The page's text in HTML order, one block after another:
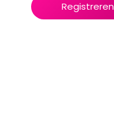
Registreren